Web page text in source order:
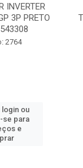
INVERTER
3P PRETO
2765
login ou
se para
e